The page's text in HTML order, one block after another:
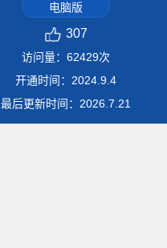
电脑版
307
访问量： 62429次
开通时间： 2024.9.4
最后更新时间： 2026.7.21